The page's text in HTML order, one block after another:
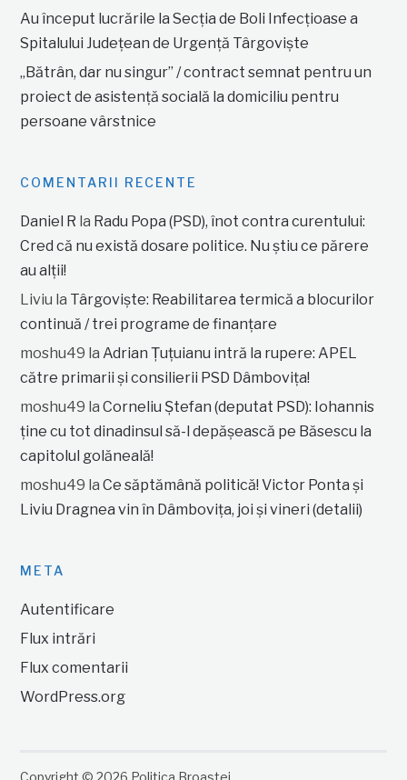
Au început lucrările la Secția de Boli Infecțioase a
Spitalului Județean de Urgență Târgoviște
„Bătrân, dar nu singur” / contract semnat pentru un
proiect de asistență socială la domiciliu pentru
persoane vârstnice
COMENTARII RECENTE
Daniel R la Radu Popa (PSD), înot contra curentului:
Cred că nu există dosare politice. Nu știu ce părere
au alții!
Liviu la Târgoviște: Reabilitarea termică a blocurilor
continuă / trei programe de finanțare
moshu49 laAdrian Țuțuianu intră la rupere: APEL
către primarii și consilierii PSD Dâmbovița!
moshu49 laCorneliu Ștefan (deputat PSD): Iohannis
ține cu tot dinadinsul să-l depășească pe Băsescu la
capitolul golăneală!
moshu49 laCe săptămână politică! Victor Ponta și
Liviu Dragnea vin în Dâmbovița, joi și vineri (detalii)
META
Autentificare
Flux intrări
Flux comentarii
WordPress.org